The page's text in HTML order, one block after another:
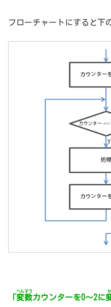
フローチャートにすると下
「変数
へんすう
カウンターを0～2に
か